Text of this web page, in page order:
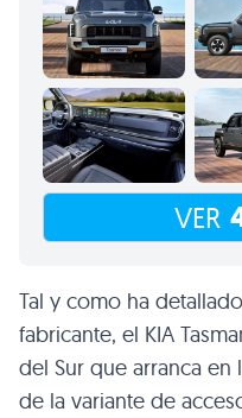
VER
Tal y como ha
fabricante, el KIA
del Sur que arranca en
de la variante de